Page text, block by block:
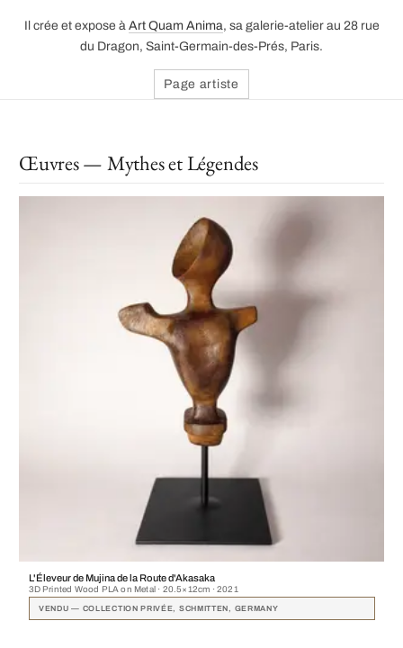
Il crée et expose à Art Quam Anima, sa galerie-atelier au 28 rue
du Dragon, Saint-Germain-des-Prés, Paris.
Page artiste
Œuvres — Mythes et Légendes
L'Éleveur de Mujina de la Route d'Akasaka
3D Printed Wood PLA on Metal · 20.5×12cm · 2021
VENDU — COLLECTION PRIVÉE, SCHMITTEN, GERMANY